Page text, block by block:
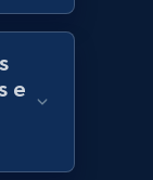
agora
e